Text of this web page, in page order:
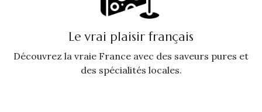
Le vrai plaisir français
Découvrez la vraie France avec des saveurs pures et
des spécialités locales.